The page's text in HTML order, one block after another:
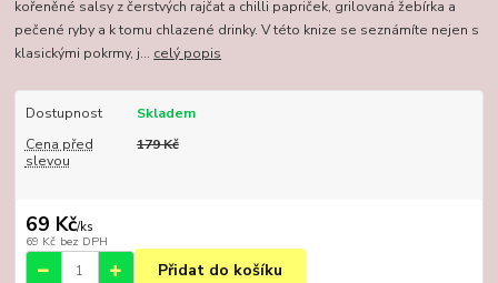
kořeněné salsy z čerstvých rajčat a chilli papriček, grilovaná žebírka a
pečené ryby a k tomu chlazené drinky. V této knize se seznámíte nejen s
klasickými pokrmy, j... celý popis
Dostupnost
Skladem
Cena před
slevou
179 Kč
69 Kč/ks
69 Kč bez DPH
Přidat do košíku